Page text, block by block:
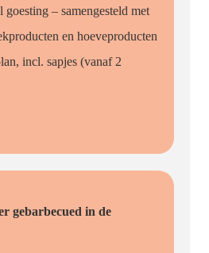
goesting – samengesteld met
en hoeveproducten
incl. sapjes (vanaf 2
gebarbecued in de